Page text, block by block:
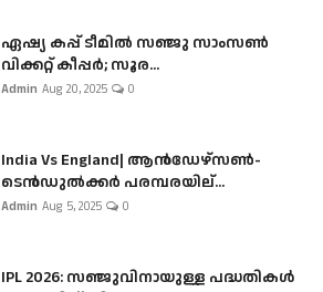
ഏഷ്യ കപ്പ് ടീമിൽ സഞ്ജു സാംസൺ
വിക്കറ്റ് കീപ്പർ; സൂര...
Admin Aug 20, 2025 0
India Vs England| ആൻഡേഴ്സൺ-
ടെൻഡുല്‍ക്കർ പരമ്പരയില്...
Admin Aug 5, 2025 0
IPL 2026: സഞ്ജുവിനായുള്ള പദ്ധതികൾ